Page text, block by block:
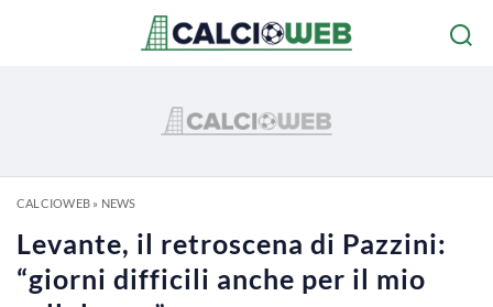
CALCIOWEB» NEWS
Levante, il retroscena di Pazzini:
“giorni difficili anche per il mio